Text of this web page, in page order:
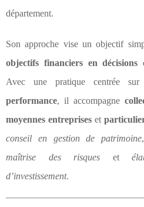
département.
Son approche vise un objectif
objectifs financiers en décisions
Avec une pratique centrée
performance, il accompagne
moyennes entreprises et
conseil en gestion de patrimoine
maîtrise des risques et
d’investissement.